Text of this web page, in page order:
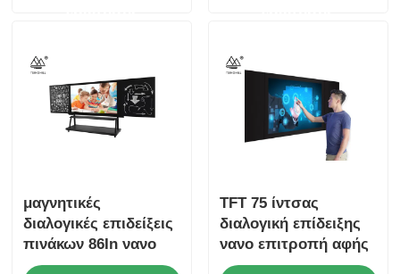
μαγνητικές
διαλογικές επιδείξεις
πινάκων 86In νανο
για την εκπαίδευση
TFT 75 ίντσας
διαλογική επίδειξης
νανο επιτροπή αφής
πινάκων 4K